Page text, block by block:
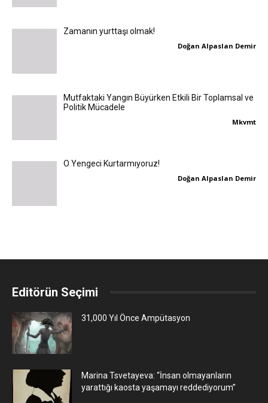
Zamanın yurttaşı olmak!
Doğan Alpaslan Demir
Mutfaktaki Yangın Büyürken Etkili Bir Toplamsal ve
Politik Mücadele
Mkvmt
O Yengeci Kurtarmıyoruz!
Doğan Alpaslan Demir
Editörün Seçimi
31,000 Yıl Önce Ampütasyon
Marina Tsvetayeva: “İnsan olmayanların
yarattığı kaosta yaşamayı reddediyorum”